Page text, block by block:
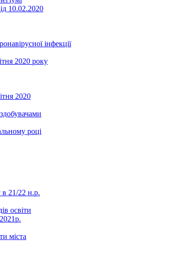
10.02.2020
інфекції
2020 року
2020
році
в 21/22 н.р.
освіти
міста